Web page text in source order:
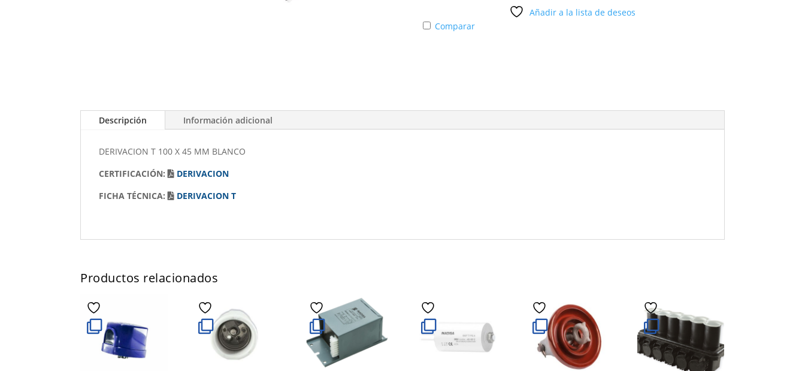
Añadir a la lista de deseos
Comparar
Descripción Información adicional
DERIVACION T 100 X 45 MM BLANCO
CERTIFICACIÓN:
DERIVACION
FICHA TÉCNICA:
DERIVACION T
Productos relacionados